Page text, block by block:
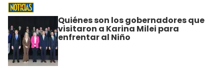
Quiénes son los gobernadores que
visitaron a Karina Milei para
enfrentar al Niño